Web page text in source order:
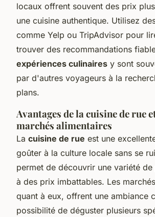
locaux offrent souvent des prix
une cuisine authentique. Utilisez
comme Yelp ou TripAdvisor pour
trouver des recommandations
expériences culinaires y sont
par d'autres voyageurs à la
plans.
Avantages de la cuisine de rue
marchés alimentaires
La cuisine de rue est une
goûter à la culture locale sans se
permet de découvrir une variété
à des prix imbattables. Les
quant à eux, offrent une ambiance
possibilité de déguster plusieurs